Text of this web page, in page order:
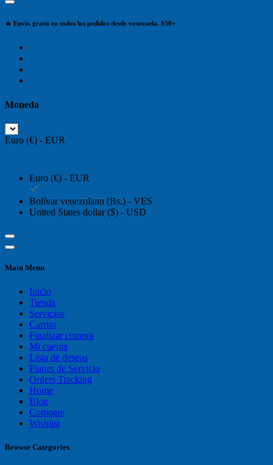
🔥 Envío gratis en todos los pedidos desde venezuela. $50+
Moneda
Euro (€) - EUR
Euro (€) - EUR
Bolívar venezolano (Bs.) - VES
United States dollar ($) - USD
Main Menu
Inicio
Tienda
Servicios
Carrito
Finalizar compra
Mi cuenta
Lista de deseos
Planes de Servicio
Orders Tracking
Home
Blog
Compare
Wishlist
Browse Categories